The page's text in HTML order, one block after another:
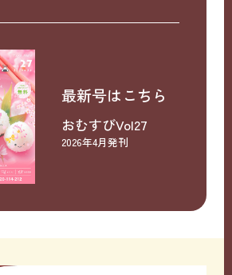
最新号はこちら
おむすびVol27
2026年4月発刊